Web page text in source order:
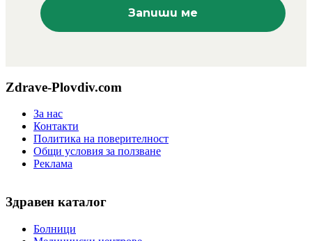
Zdrave-Plovdiv.com
За нас
Контакти
Политика на поверителност
Общи условия за ползване
Реклама
Здравен каталог
Болници